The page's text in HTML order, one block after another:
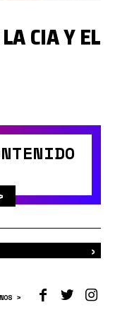
CIA Y EL
›
>